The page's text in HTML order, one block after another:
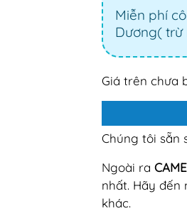
Miễn phí
Dương( trừ
Giá trên chưa
Chúng tôi sẵn
Ngoài ra
nhất. Hãy
khác.